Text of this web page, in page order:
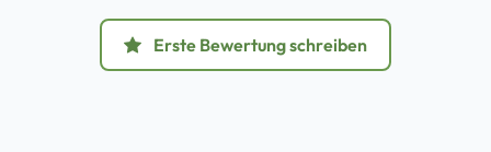
Erste Bewertung schreiben